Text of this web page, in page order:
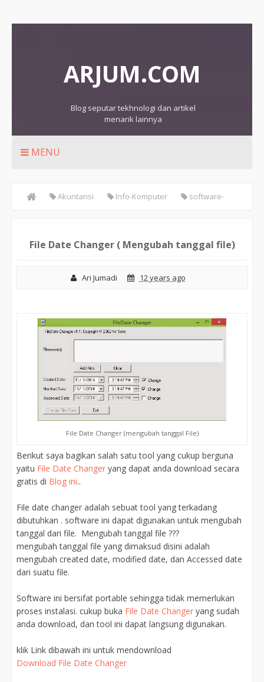
ARJUM.COM
Blog seputar tekhnologi dan artikel
menarik lainnya
MENU
Akuntansi Info-Komputer software-
File Date Changer ( Mengubah tanggal file)
Ari Jumadi 12 years ago
File Date Changer (mengubah tanggal File)
Berikut saya bagikan salah satu tool yang cukup berguna
yaitu File Date Changer yang dapat anda download secara
gratis di Blog ini..
File date changer adalah sebuat tool yang terkadang
dibutuhkan . software ini dapat digunakan untuk mengubah
tanggal dari file. Mengubah tanggal file ???
mengubah tanggal file yang dimaksud disini adalah
mengubah created date, modified date, dan Accessed date
dari suatu file.
Software ini bersifat portable sehingga tidak memerlukan
proses instalasi. cukup buka File Date Changer yang sudah
anda download, dan tool ini dapat langsung digunakan.
klik Link dibawah ini untuk mendownload
Download File Date Changer